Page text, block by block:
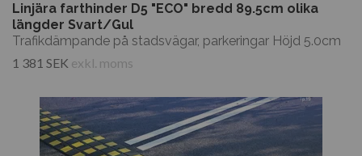
Linjära farthinder D5 "ECO" bredd 89.5cm olika
längder Svart/Gul
Trafikdämpande på stadsvägar, parkeringar Höjd 5.0cm
1 381 SEK exkl. moms